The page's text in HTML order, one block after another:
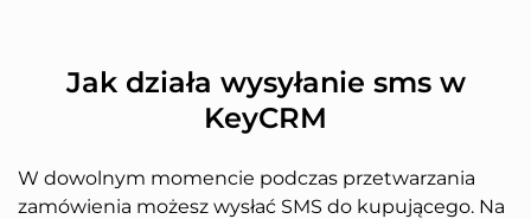
Jak działa wysyłanie sms w
KeyCRM
W dowolnym momencie podczas przetwarzania
zamówienia możesz wysłać SMS do kupującego. Na